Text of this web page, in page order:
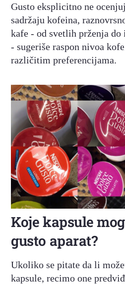
Gusto eksplicitno ne
sadržaju kofeina,
kafe - od svetlih prženja do
- sugeriše raspon nivoa
različitim preferencijama.
Koje kapsule
gusto aparat?
Ukoliko se pitate da li
kapsule, recimo one